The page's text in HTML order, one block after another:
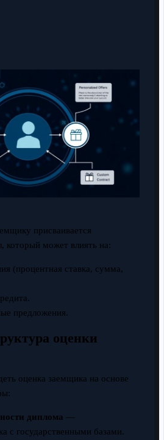
присваивается
который может влиять на:
(процентная ставка, сумма,
предложения.
оценки
оценка заемщика на основе
диплома —
с государственными базами.